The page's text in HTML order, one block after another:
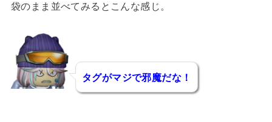
袋のまま並べてみるとこんな感じ。
タグがマジで邪魔だな！